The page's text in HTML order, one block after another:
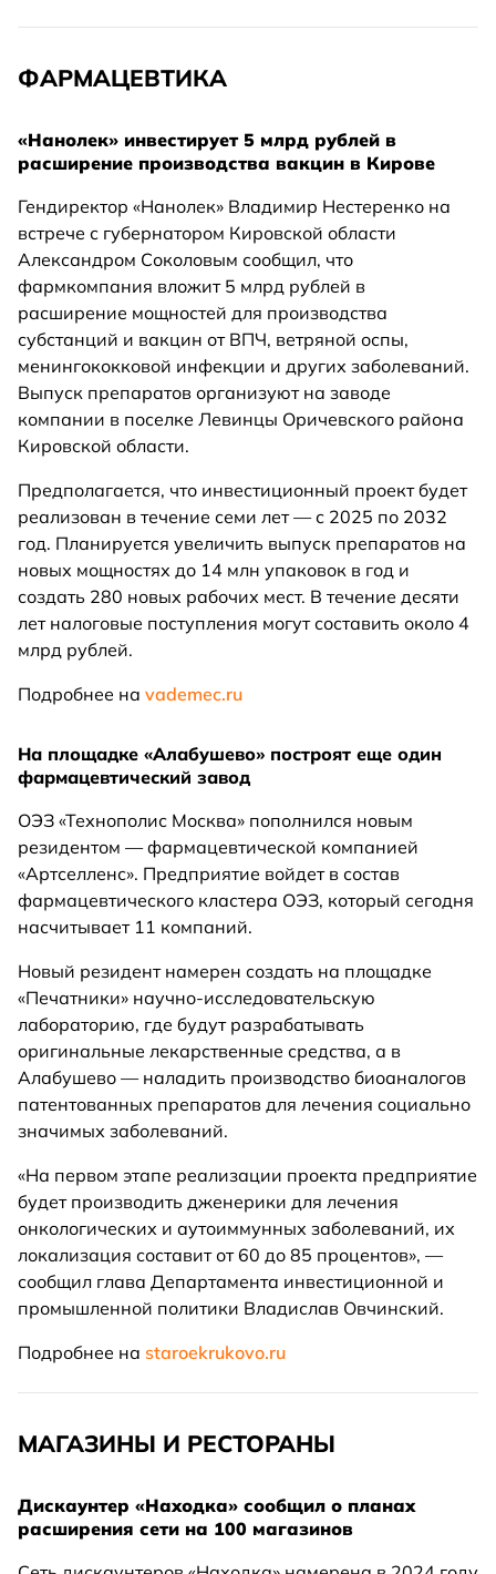
ФАРМАЦЕВТИКА
«Нанолек» инвестирует 5 млрд рублей в
расширение производства вакцин в Кирове
Гендиректор «Нанолек» Владимир Нестеренко на
встрече с губернатором Кировской области
Александром Соколовым сообщил, что
фармкомпания вложит 5 млрд рублей в
расширение мощностей для производства
субстанций и вакцин от ВПЧ, ветряной оспы,
менингококковой инфекции и других заболеваний.
Выпуск препаратов организуют на заводе
компании в поселке Левинцы Оричевского района
Кировской области.
Предполагается, что инвестиционный проект будет
реализован в течение семи лет — с 2025 по 2032
год. Планируется увеличить выпуск препаратов на
новых мощностях до 14 млн упаковок в год и
создать 280 новых рабочих мест. В течение десяти
лет налоговые поступления могут составить около 4
млрд рублей.
Подробнее на vademec.ru
На площадке «Алабушево» построят еще один
фармацевтический завод
ОЭЗ «Технополис Москва» пополнился новым
резидентом — фармацевтической компанией
«Артселленс». Предприятие войдет в состав
фармацевтического кластера ОЭЗ, который сегодня
насчитывает 11 компаний.
Новый резидент намерен создать на площадке
«Печатники» научно-исследовательскую
лабораторию, где будут разрабатывать
оригинальные лекарственные средства, а в
Алабушево — наладить производство биоаналогов
патентованных препаратов для лечения социально
значимых заболеваний.
«На первом этапе реализации проекта предприятие
будет производить дженерики для лечения
онкологических и аутоиммунных заболеваний, их
локализация составит от 60 до 85 процентов», —
сообщил глава Департамента инвестиционной и
промышленной политики Владислав Овчинский.
Подробнее на staroekrukovo.ru
МАГАЗИНЫ И РЕСТОРАНЫ
Дискаунтер «Находка» сообщил о планах
расширения сети на 100 магазинов